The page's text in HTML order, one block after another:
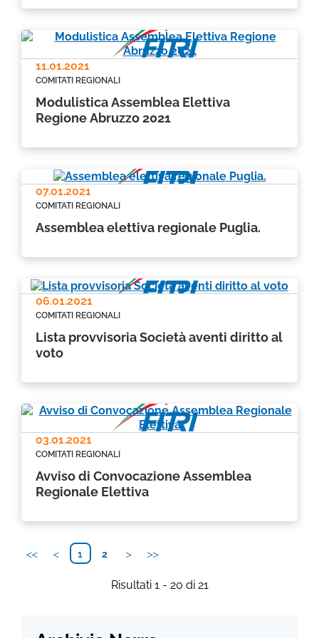
11.01.2021
COMITATI REGIONALI
Modulistica Assemblea Elettiva
Regione Abruzzo 2021
07.01.2021
COMITATI REGIONALI
Assemblea elettiva regionale Puglia.
06.01.2021
COMITATI REGIONALI
Lista provvisoria Società aventi diritto al
voto
03.01.2021
COMITATI REGIONALI
Avviso di Convocazione Assemblea
Regionale Elettiva
1 2
Risultati 1 - 20 di 21